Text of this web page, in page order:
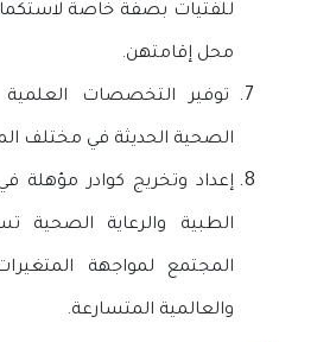
للفتيات بصفة خاصة
محل إقامتهن.
توفير التخصصات العلمية
الصحية الحديثة في مختلف
إعداد وتخريج كوادر
الطبية والرعاية الصحية
المجتمع لمواجهة
والعالمية المتسارعة.